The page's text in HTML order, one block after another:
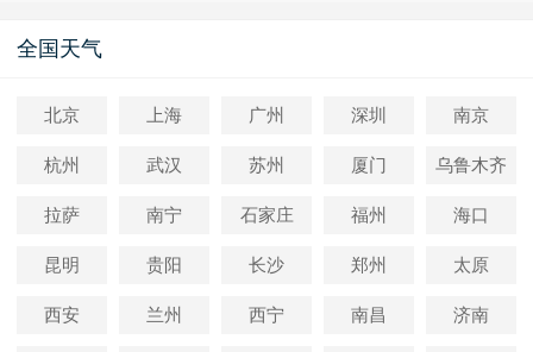
全国天气
北京 上海 广州 深圳 南京
杭州 武汉 苏州 厦门 乌鲁木齐
拉萨 南宁 石家庄 福州 海口
昆明 贵阳 长沙 郑州 太原
西安 兰州 西宁 南昌 济南